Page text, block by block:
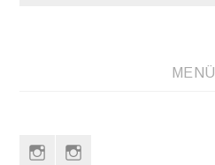
MENÜ
Instagram